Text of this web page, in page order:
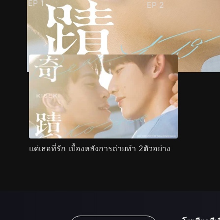
EP 1 EP 2
ตัวอย่าง ภาพนิ่ง เนื้อหาที่แนะนำ รายละเอียด
แด่เธอที่รัก เบื้องหลังการถ่ายทำ 2ตัวอย่าง